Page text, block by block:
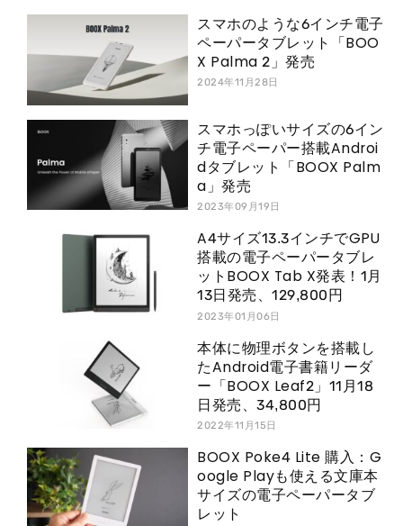
スマホのような6インチ電子
ペーパータブレット「BOO
X Palma 2」発売
2024年11月28日
スマホっぽいサイズの6イン
チ電子ペーパー搭載Androi
dタブレット「BOOX Palm
a」発売
2023年09月19日
A4サイズ13.3インチでGPU
搭載の電子ペーパータブレ
ットBOOX Tab X発表！1月
13日発売、129,800円
2023年01月06日
本体に物理ボタンを搭載し
たAndroid電子書籍リーダ
ー「BOOX Leaf2」11月18
日発売、34,800円
2022年11月15日
BOOX Poke4 Lite 購入：G
oogle Playも使える文庫本
サイズの電子ペーパータブ
レット